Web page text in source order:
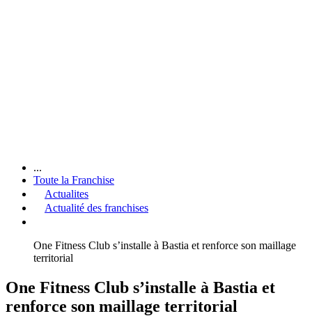
...
Toute la Franchise
Actualites
Actualité des franchises
One Fitness Club s’installe à Bastia et renforce son maillage
territorial
One Fitness Club s’installe à Bastia et
renforce son maillage territorial